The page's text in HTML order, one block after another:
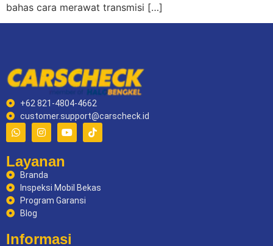
bahas cara merawat transmisi […]
+62 821-4804-4662
customer.support@carscheck.id
Layanan
Branda
Inspeksi Mobil Bekas
Program Garansi
Blog
Informasi